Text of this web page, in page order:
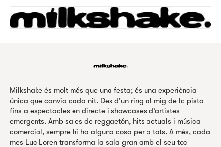
Milkshake és molt més que una festa; és una experiència
única que canvia cada nit. Des d’un ring al mig de la pista
fins a espectacles en directe i showcases d’artistes
emergents. Amb sales de reggaetón, hits actuals i música
comercial, sempre hi ha alguna cosa per a tots. A més, cada
mes Luc Loren transforma la sala gran amb el seu toc